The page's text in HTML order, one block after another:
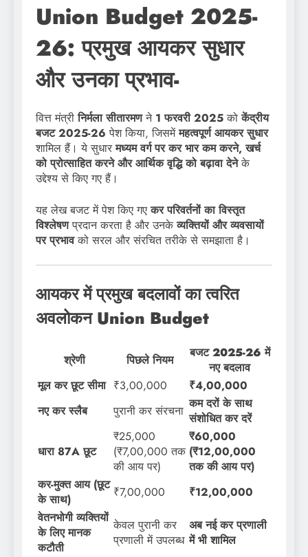
Union Budget 2025-
26: प्रमुख आयकर सुधार
और उनका प्रभाव-
वित्त मंत्रीनिर्मला सीतारमणने 1 फरवरी 2025कोकेंद्रीय
बजट 2025-26 पेश किया, जिसमेंमहत्वपूर्ण आयकर सुधार
शामिल हैं। ये सुधारमध्यम वर्ग पर कर भार कम करने, खर्च
को प्रोत्साहित करने और आर्थिक वृद्धि को बढ़ावा देनेके
उद्देश्य से किए गए हैं।
यह लेख बजट में पेश किए गएकर परिवर्तनों का विस्तृत
विश्लेषणप्रदान करता है और उनकेव्यक्तियों और व्यवसायों
पर प्रभावको सरल और संरचित तरीके से समझाता है।
आयकर में प्रमुख बदलावों का त्वरित
अवलोकन Union Budget
श्रेणी पिछले नियम
बजट 2025-26 में
नए बदलाव
मूल कर छूट सीमा ₹3,00,000
₹4,00,000
नए कर स्लैब
पुरानी कर संरचना कम दरों के साथ
संशोधित कर दरें
धारा 87A छूट
₹25,000
(₹7,00,000 तक
की आय पर)
₹60,000
(₹12,00,000
तक की आय पर)
कर-मुक्त आय (छूट
के साथ)
₹7,00,000
₹12,00,000
वेतनभोगी व्यक्तियों
के लिए मानक
कटौती
केवल पुरानी कर
प्रणाली में उपलब्ध
अब नई कर प्रणाली
में भी शामिल